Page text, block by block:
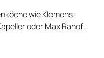
wie Klemens
oder Max Rahofer